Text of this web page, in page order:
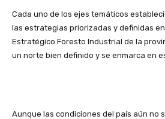
Cada uno de los ejes temáticos
las estrategias priorizadas y definidas
Estratégico Foresto Industrial de la
un norte bien definido y se enmarca en
Aunque las condiciones del país aún no